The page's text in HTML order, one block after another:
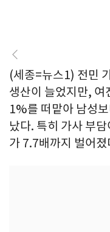
(세종=뉴스1) 전민
생산이 늘었지만, 여
1%를 떠맡아 남성
났다. 특히 가사 부
가 7.7배까지 벌어졌